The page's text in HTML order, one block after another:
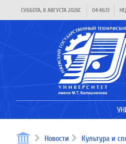
СУББОТА, 8 АВГУСТА 2026Г. 04:46:13
Новости Культура и